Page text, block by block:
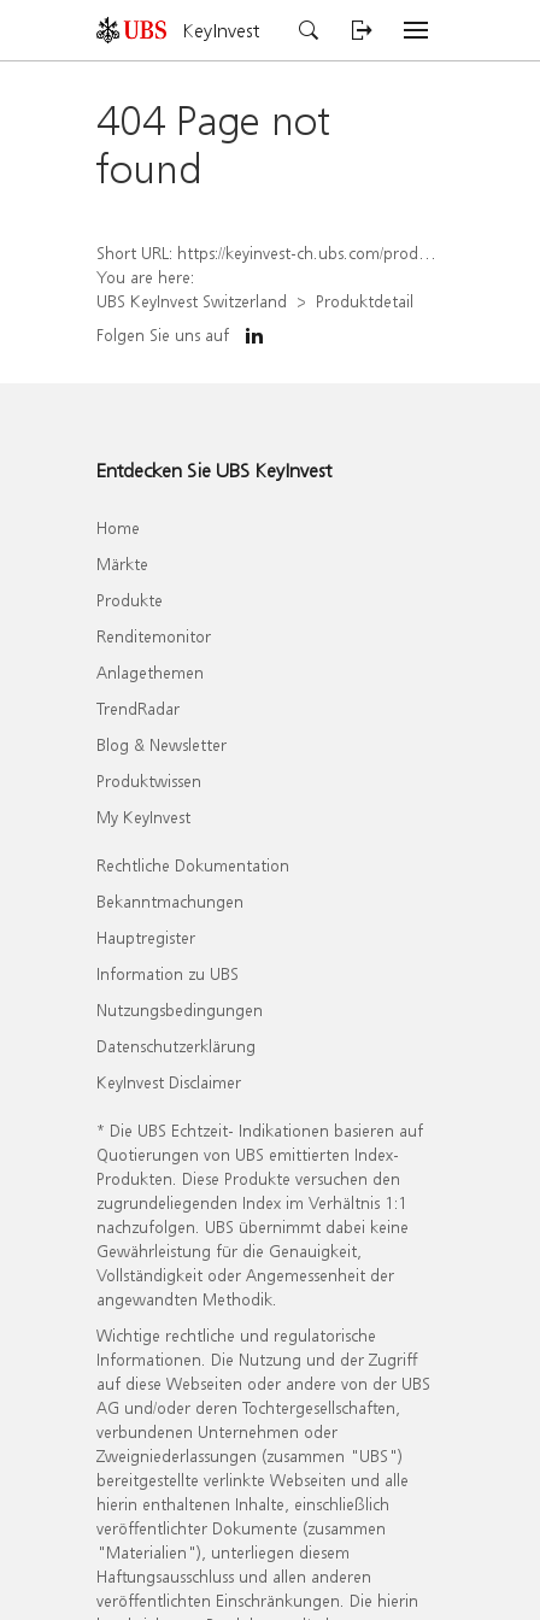
KeyInvest
404 Page not
found
Short URL: https://keyinvest-ch.ubs.com/produkt/detail/index/isin/CH1579754636
You are here:
UBS KeyInvest Switzerland
Produktdetail
Folgen Sie uns auf
Entdecken Sie UBS KeyInvest
Home
Märkte
Produkte
Renditemonitor
Anlagethemen
TrendRadar
Blog & Newsletter
Produktwissen
My KeyInvest
Rechtliche Dokumentation
Bekanntmachungen
Hauptregister
Information zu UBS
Nutzungsbedingungen
Datenschutzerklärung
KeyInvest Disclaimer
* Die UBS Echtzeit- Indikationen basieren auf
Quotierungen von UBS emittierten Index-
Produkten. Diese Produkte versuchen den
zugrundeliegenden Index im Verhältnis 1:1
nachzufolgen. UBS übernimmt dabei keine
Gewährleistung für die Genauigkeit,
Vollständigkeit oder Angemessenheit der
angewandten Methodik.
Wichtige rechtliche und regulatorische
Informationen. Die Nutzung und der Zugriff
auf diese Webseiten oder andere von der UBS
AG und/oder deren Tochtergesellschaften,
verbundenen Unternehmen oder
Zweigniederlassungen (zusammen "UBS")
bereitgestellte verlinkte Webseiten und alle
hierin enthaltenen Inhalte, einschließlich
veröffentlichter Dokumente (zusammen
"Materialien"), unterliegen diesem
Haftungsausschluss und allen anderen
veröffentlichten Einschränkungen. Die hierin